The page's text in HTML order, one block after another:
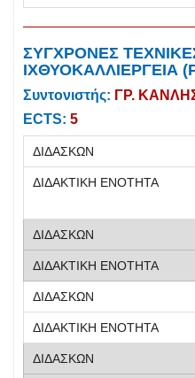
ΣΥΓΧΡΟΝΕΣ
ΙΧΘΥΟΚΑΛΛΙΕΡΓΕΙΑ
Συντονιστής: ΓΡ.
ECTS: 5